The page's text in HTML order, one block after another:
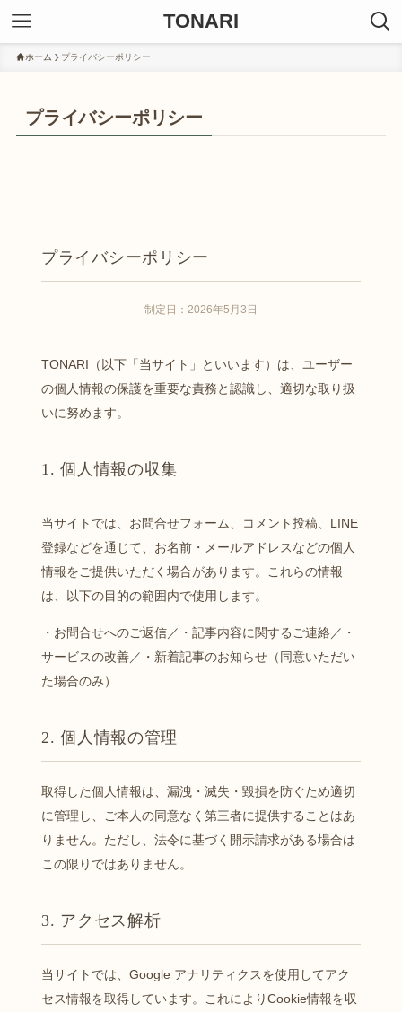
TONARI
ホーム プライバシーポリシー
プライバシーポリシー
プライバシーポリシー
制定日：2026年5月3日
TONARI（以下「当サイト」といいます）は、ユーザー
の個人情報の保護を重要な責務と認識し、適切な取り扱
いに努めます。
1. 個人情報の収集
当サイトでは、お問合せフォーム、コメント投稿、LINE
登録などを通じて、お名前・メールアドレスなどの個人
情報をご提供いただく場合があります。これらの情報
は、以下の目的の範囲内で使用します。
・お問合せへのご返信／・記事内容に関するご連絡／・
サービスの改善／・新着記事のお知らせ（同意いただい
た場合のみ）
2. 個人情報の管理
取得した個人情報は、漏洩・滅失・毀損を防ぐため適切
に管理し、ご本人の同意なく第三者に提供することはあ
りません。ただし、法令に基づく開示請求がある場合は
この限りではありません。
3. アクセス解析
当サイトでは、Google アナリティクスを使用してアク
セス情報を取得しています。これによりCookie情報を収